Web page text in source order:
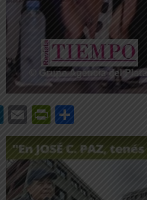
LinkedIn
EmailPrintFriendly